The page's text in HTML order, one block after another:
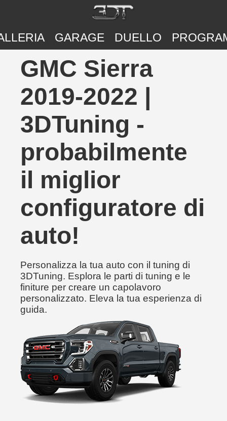
GARAGE DUELLO
GMC Sierra
2019-2022 |
3DTuning -
probabilmente
il miglior
configuratore di
auto!
Personalizza la tua auto con il tuning di
3DTuning. Esplora le parti di tuning e le
finiture per creare un capolavoro
personalizzato. Eleva la tua esperienza di
guida.